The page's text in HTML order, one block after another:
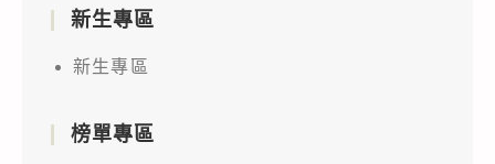
新生專區
新生專區
榜單專區